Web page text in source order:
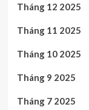
Tháng 12 2025
Tháng 11 2025
Tháng 10 2025
Tháng 9 2025
Tháng 7 2025